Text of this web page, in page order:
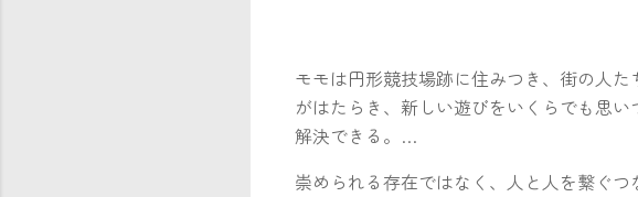
モモは円形競技場跡に住みつき、街の人
がはたらき、新しい遊びをいくらでも思
解決できる。…
崇められる存在ではなく、人と人を繋ぐつ